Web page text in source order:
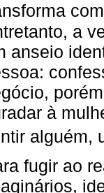
a
anseio
à
alguém,
fugir ao